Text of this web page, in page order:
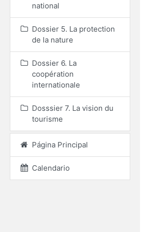
national
Dossier 5. La protection
de la nature
Dossier 6. La
coopération
internationale
Dosssier 7. La vision du
tourisme
Página Principal
Calendario